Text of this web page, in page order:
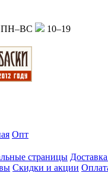
ПН–ВС 10–19
Опт
страницы
Скидки и акции